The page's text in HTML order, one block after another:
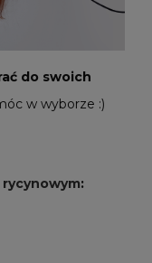
do swoich
w wyborze :)
: